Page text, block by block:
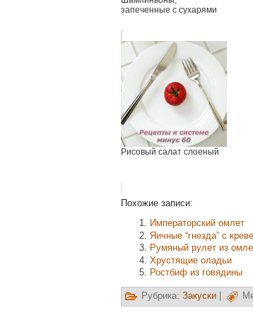
запеченные с сухарями
Рисовый салат слоеный
Похожие записи:
Императорский омлет
Яичные “гнезда” с
Румяный рулет из
Хрустящие оладьи
Ростбиф из говядины
Рубрика: Закуски